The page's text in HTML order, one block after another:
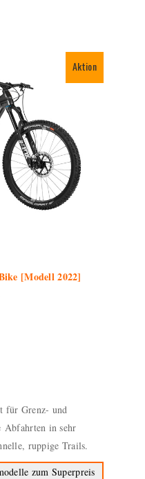
[Modell 2022]
für Grenz- und
Abfahrten in sehr
ruppige Trails.
zum Superpreis
Aktion